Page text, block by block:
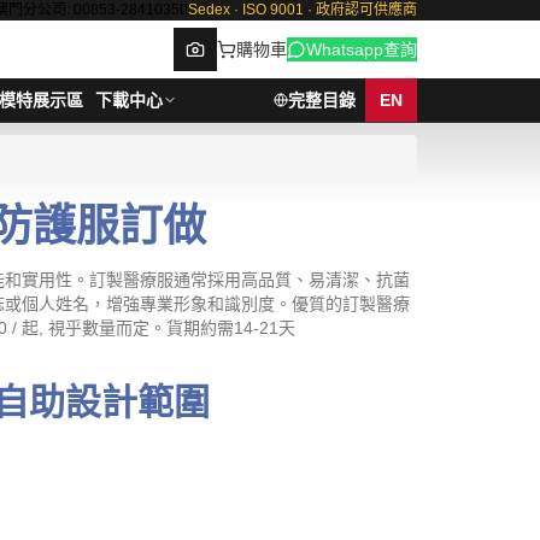
門分公司: 00853-28410350 Sedex · ISO 9001 · 政府認可供應商
Browse
購物車 Whatsapp查詢
模特展示區 下載中心 完整目錄 EN
護服訂做
實用性。訂製醫療服通常採用高品質、易清潔、抗菌
個人姓名，增強專業形象和識別度。優質的訂製醫療
/ 起, 視乎數量而定。貨期約需14-21天
助設計範圍